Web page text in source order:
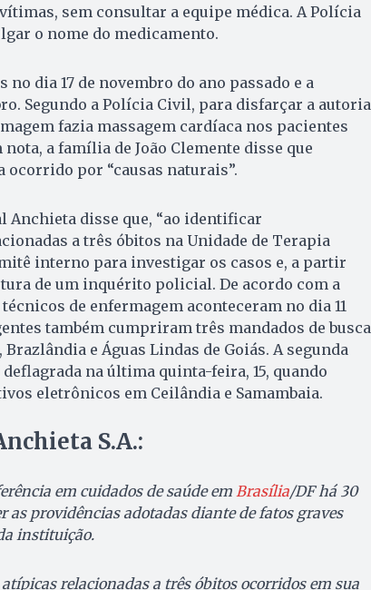
sem consultar a equipe médica. A Polícia
o nome do medicamento.
dia 17 de novembro do ano passado e a
Segundo a Polícia Civil, para disfarçar a autoria
fazia massagem cardíaca nos pacientes
a família de João Clemente disse que
ocorrido por “causas naturais”.
Anchieta disse que, “ao identificar
a três óbitos na Unidade de Terapia
interno para investigar os casos e, a partir
de um inquérito policial. De acordo com a
de enfermagem aconteceram no dia 11
também cumpriram três mandados de busca
e Águas Lindas de Goiás. A segunda
na última quinta-feira, 15, quando
eletrônicos em Ceilândia e Samambaia.
S.A.:
em cuidados de saúde em Brasília/DF há 30
as providências adotadas diante de fatos graves
instituição.
relacionadas a três óbitos ocorridos em sua